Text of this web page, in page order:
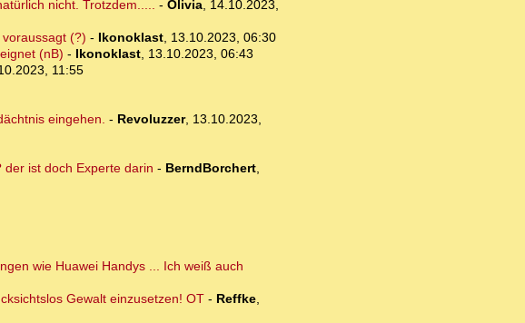
nicht. Trotzdem..... - Olivia, 14.10.2023,
(?) - Ikonoklast, 13.10.2023, 06:30
(nB) - Ikonoklast, 13.10.2023, 06:43
11:55
eingehen. - Revoluzzer, 13.10.2023,
ist doch Experte darin - BerndBorchert,
wie Huawei Handys ... Ich weiß auch
Gewalt einzusetzen! OT- Reffke,